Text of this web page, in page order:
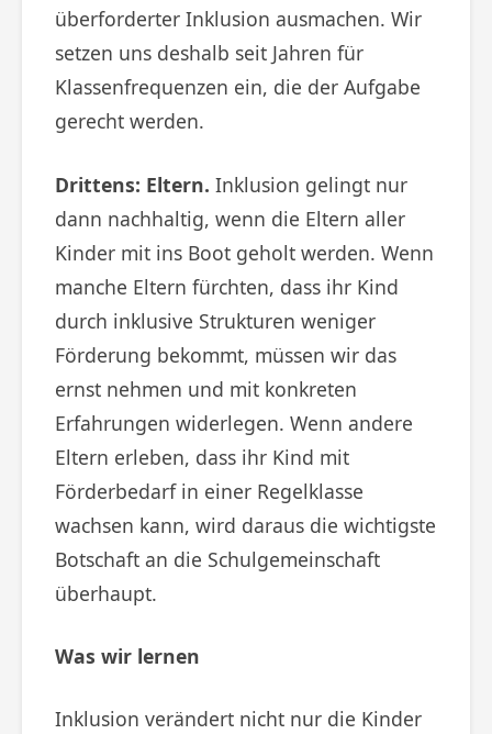
überforderter Inklusion ausmachen. Wir
setzen uns deshalb seit Jahren für
Klassenfrequenzen ein, die der Aufgabe
gerecht werden.
Drittens: Eltern. Inklusion gelingt nur
dann nachhaltig, wenn die Eltern aller
Kinder mit ins Boot geholt werden. Wenn
manche Eltern fürchten, dass ihr Kind
durch inklusive Strukturen weniger
Förderung bekommt, müssen wir das
ernst nehmen und mit konkreten
Erfahrungen widerlegen. Wenn andere
Eltern erleben, dass ihr Kind mit
Förderbedarf in einer Regelklasse
wachsen kann, wird daraus die wichtigste
Botschaft an die Schulgemeinschaft
überhaupt.
Was wir lernen
Inklusion verändert nicht nur die Kinder